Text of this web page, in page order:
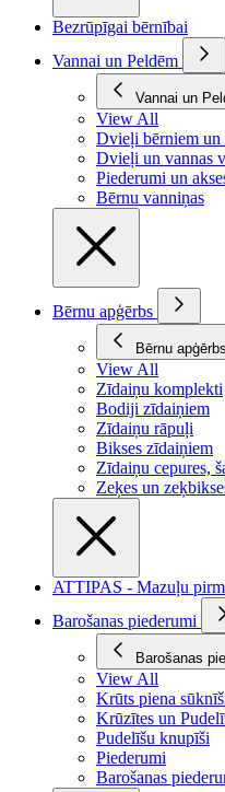
Bezrūpīgai bērnībai
Vannai un Peldēm
Vannai un
View All
Dvieļi bērniem un
Dvieļi un vannas
Piederumi un
Bērnu vanniņas
Bērnu apģērbs
Bērnu apģērbs
View All
Zīdaiņu komplekti
Bodiji zīdaiņiem
Zīdaiņu rāpuļi
Bikses zīdaiņiem
Zīdaiņu cepures,
Zeķes un
ATTIPAS - Mazuļu
Barošanas piederumi
Barošanas
View All
Krūts piena
Krūzītes un
Pudelīšu knupīši
Piederumi
Barošanas